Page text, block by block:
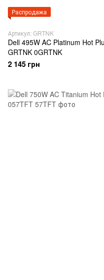
Распродажа
Артикул: GRTNK
Dell 495W AC Platinum Hot
GRTNK 0GRTNK
2 145 грн